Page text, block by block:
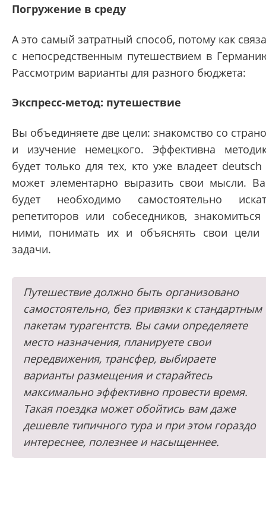
Погружение в среду
А это самый затратный способ, потому как
с непосредственным путешествием в
Рассмотрим варианты для разного бюджета:
Экспресс-метод: путешествие
Вы объединяете две цели: знакомство со
и изучение немецкого. Эффективна
будет только для тех, кто уже владеет
может элементарно выразить свои мысли.
будет необходимо самостоятельно
репетиторов или собеседников, знакомиться
ними, понимать их и объяснять свои цели
задачи.
Путешествие должно быть организовано
самостоятельно, без привязки к стандартным
пакетам турагентств. Вы сами определяете
место назначения, планируете свои
передвижения, трансфер, выбираете
варианты размещения и старайтесь
максимально эффективно провести время.
Такая поездка может обойтись вам даже
дешевле типичного тура и при этом гораздо
интереснее, полезнее и насыщеннее.